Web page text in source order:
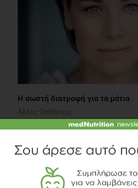
Η σωστή διατροφή για τα μάτια
Άλλες Παθήσεις
4 λεπτά να διαβαστεί